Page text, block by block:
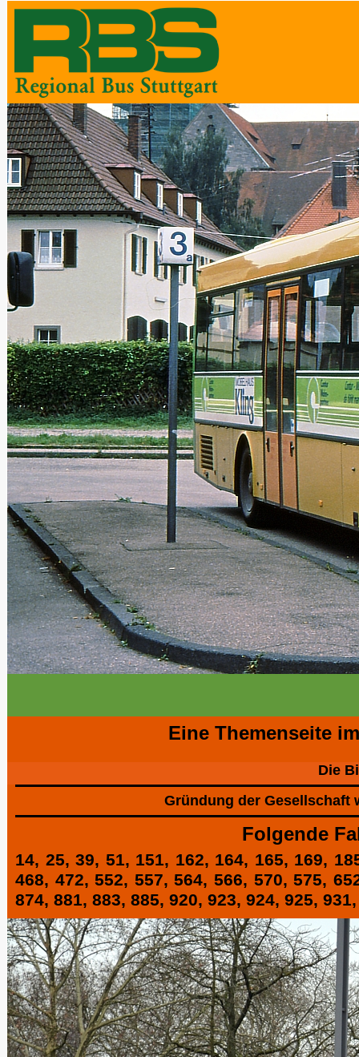
Eine Themenseite
Die
Gründung der Gesellschaft
Folgende
14, 25,39, 51, 151, 162, 164, 165, 169,
468, 472,552, 557,564, 566, 570,575,
874, 881, 883, 885, 920, 923, 924, 925, 931